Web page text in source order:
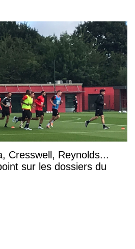
Cresswell, Reynolds...
sur les dossiers du